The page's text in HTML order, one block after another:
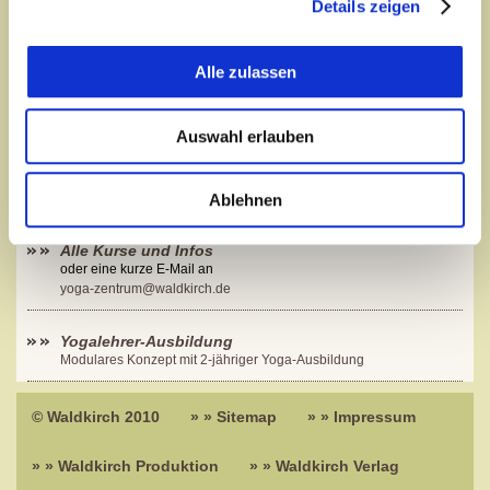
Details zeigen
Alle zulassen
Auswahl erlauben
Ablehnen
Alle Kurse und Infos
oder eine kurze E-Mail an
yoga-zentrum@waldkirch.de
Yogalehrer-Ausbildung
Modulares Konzept mit 2-jähriger Yoga-Ausbildung
© Waldkirch 2010 » » Sitemap » » Impressum
» » Waldkirch Produktion » » Waldkirch Verlag